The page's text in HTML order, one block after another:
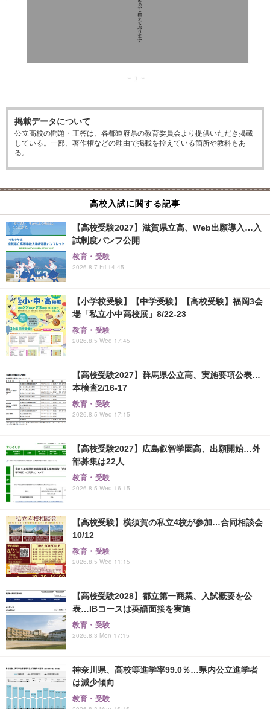
掲載データについて
公立高校の問題・正答は、各都道府県の教育委員会より提供いただき掲載
している。一部、著作権などの理由で掲載を控えている箇所や教科もあ
る。
高校入試に関する記事
【高校受験2027】滋賀県立高、Web出願導入…入
試制度パンフ公開
教育・受験
2026.8.7 Fri 14:45
【小学校受験】【中学受験】【高校受験】福岡3会
場「私立小中高校展」8/22-23
教育・受験
2026.8.5 Wed 17:45
【高校受験2027】群馬県公立高、実施要項公表…
本検査2/16-17
教育・受験
2026.8.5 Wed 17:15
【高校受験2027】広島叡智学園高、出願開始…外
部募集は22人
教育・受験
2026.8.5 Wed 16:15
【高校受験】横須賀の私立4校が参加…合同相談会
10/12
教育・受験
2026.8.5 Wed 11:15
【高校受験2028】都立第一商業、入試概要を公
表…IBコースは英語面接を実施
教育・受験
2026.8.3 Mon 17:15
神奈川県、高校等進学率99.0％…県内公立進学者
は減少傾向
教育・受験